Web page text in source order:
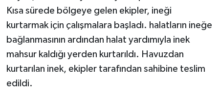
Kısa sürede bölgeye gelen ekipler, ineği
kurtarmak için çalışmalara başladı. halatların ineğe
bağlanmasının ardından halat yardımıyla inek
mahsur kaldığı yerden kurtarıldı. Havuzdan
kurtarılan inek, ekipler tarafından sahibine teslim
edildi.